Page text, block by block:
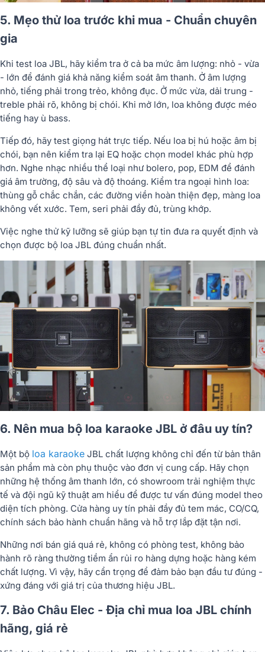
5. Mẹo thử loa trước khi mua - Chuẩn chuyên
gia
Khi test loa JBL, hãy kiểm tra ở cả ba mức âm lượng: nhỏ - vừa
- lớn để đánh giá khả năng kiểm soát âm thanh. Ở âm lượng
nhỏ, tiếng phải trong trẻo, không đục. Ở mức vừa, dải trung -
treble phải rõ, không bị chói. Khi mở lớn, loa không được méo
tiếng hay ù bass.
Tiếp đó, hãy test giọng hát trực tiếp. Nếu loa bị hú hoặc âm bị
chói, bạn nên kiểm tra lại EQ hoặc chọn model khác phù hợp
hơn. Nghe nhạc nhiều thể loại như bolero, pop, EDM để đánh
giá âm trường, độ sâu và độ thoáng. Kiểm tra ngoại hình loa:
thùng gỗ chắc chắn, các đường viền hoàn thiện đẹp, màng loa
không vết xước. Tem, seri phải đầy đủ, trùng khớp.
Việc nghe thử kỹ lưỡng sẽ giúp bạn tự tin đưa ra quyết định và
chọn được bộ loa JBL đúng chuẩn nhất.
6. Nên mua bộ loa karaoke JBL ở đâu uy tín?
Một bộ loa karaoke JBL chất lượng không chỉ đến từ bản thân
sản phẩm mà còn phụ thuộc vào đơn vị cung cấp. Hãy chọn
những hệ thống âm thanh lớn, có showroom trải nghiệm thực
tế và đội ngũ kỹ thuật am hiểu để được tư vấn đúng model theo
diện tích phòng. Cửa hàng uy tín phải đầy đủ tem mác, CO/CQ,
chính sách bảo hành chuẩn hãng và hỗ trợ lắp đặt tận nơi.
Những nơi bán giá quá rẻ, không có phòng test, không bảo
hành rõ ràng thường tiềm ẩn rủi ro hàng dựng hoặc hàng kém
chất lượng. Vì vậy, hãy cẩn trọng để đảm bảo bạn đầu tư đúng -
xứng đáng với giá trị của thương hiệu JBL.
7. Bảo Châu Elec - Địa chỉ mua loa JBL chính
hãng, giá rẻ